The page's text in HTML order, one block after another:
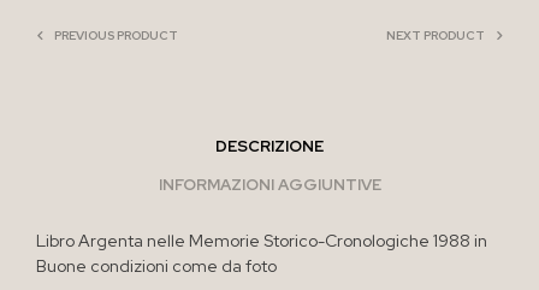
PREVIOUS PRODUCT NEXT PRODUCT
DESCRIZIONE
INFORMAZIONI AGGIUNTIVE
Libro Argenta nelle Memorie Storico-Cronologiche 1988 in
Buone condizioni come da foto